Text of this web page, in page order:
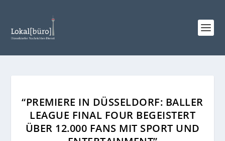
“PREMIERE IN DÜSSELDORF: BALLER
LEAGUE FINAL FOUR BEGEISTERT
ÜBER 12.000 FANS MIT SPORT UND